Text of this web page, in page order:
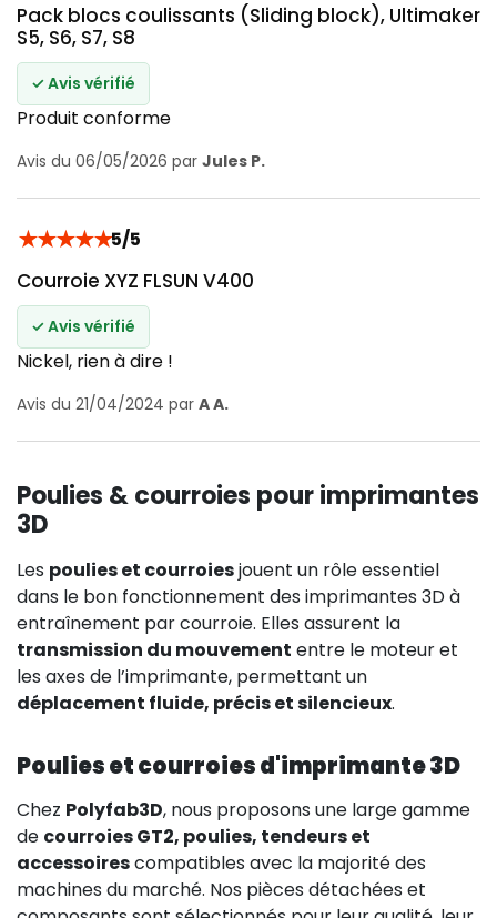
Pack blocs coulissants (Sliding block), Ultimaker
S5, S6, S7, S8
✓ Avis vérifié
Produit conforme
Avis du 06/05/2026 par Jules P.
★★★★★5/5
Courroie XYZ FLSUN V400
✓ Avis vérifié
Nickel, rien à dire !
Avis du 21/04/2024 par A A.
Poulies & courroies pour imprimantes
3D
Les poulies et courroiesjouent un rôle essentiel
dans le bon fonctionnement des imprimantes 3D à
entraînement par courroie. Elles assurent la
transmission du mouvement entre le moteur et
les axes de l’imprimante, permettant un
déplacement fluide, précis et silencieux.
Poulies et courroies d'imprimante 3D
Chez Polyfab3D, nous proposons une large gamme
de courroies GT2, poulies, tendeurs et
accessoirescompatibles avec la majorité des
machines du marché. Nos pièces détachées et